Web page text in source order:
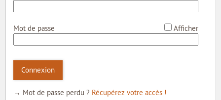
Mot de passe Afficher
Connexion
→ Mot de passe perdu ? Récupérez votre accès !